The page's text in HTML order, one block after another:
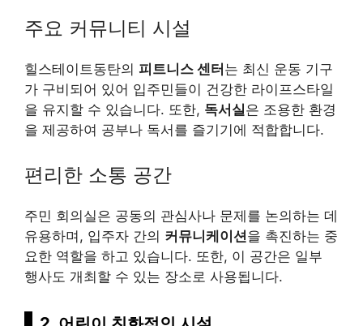
주요 커뮤니티 시설
힐스테이트동탄의 피트니스 센터는 최신 운동 기구
가 구비되어 있어 입주민들이 건강한 라이프스타일
을 유지할 수 있습니다. 또한, 독서실은 조용한 환경
을 제공하여 공부나 독서를 즐기기에 적합합니다.
편리한 소통 공간
주민 회의실은 공동의 관심사나 문제를 논의하는 데
유용하며, 입주자 간의 커뮤니케이션을 촉진하는 중
요한 역할을 하고 있습니다. 또한, 이 공간은 일부
행사도 개최할 수 있는 장소로 사용됩니다.